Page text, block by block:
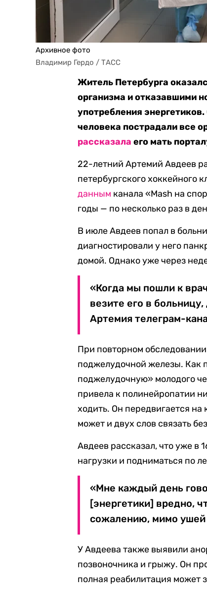
Архивное фото
Владимир Гердо / ТАСС
Житель Петербурга
организма и отказавшими
употребления
человека пострадали все
рассказала его мать
22-летний Артемий Авдеев
петербургского хоккейного
данным канала «Mash на
годы — по несколько раз в
В июле Авдеев попал в
диагностировали у него
домой. Однако уже через
«Когда мы пошли к
везите его в
Артемия телеграм-
При повторном
поджелудочной железы. Как
поджелудочную» молодого
привела к полинейропатии
ходить. Он передвигается
может и двух слов связать
Авдеев рассказал, что уже в
нагрузки и подниматься по
«Мне каждый день
[энергетики] вредно,
сожалению, мимо ушей
У Авдеева также выявили
позвоночника и грыжу. Он
полная реабилитация может